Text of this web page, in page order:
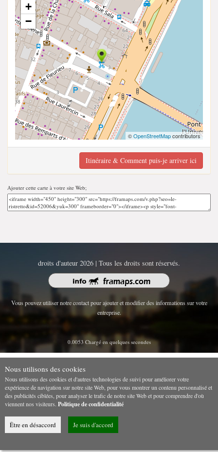
+
−
©OpenStreetMapcontributors
Itinéraire & Comment puis-je arriver ici
Ajouter cette carte à votre site Web;
droits d'auteur 2026 | Tous les droits sont réservés.
Vous pouvez utiliser notre contact pour ajouter et modifier des informations sur votre
entreprise.
0.0053 Chargé en quelques secondes
Nous utilisons des cookies
Nous utilisons des cookies et d'autres technologies de suivi pour améliorer votre
expérience de navigation sur notre site Web, pour vous montrer un contenu personnalisé et
des publicités ciblées, pour analyser le trafic de notre site Web et pour comprendre d'où
viennent nos visiteurs. Politique de confidentialité
Être en désaccord Je suis d'accord